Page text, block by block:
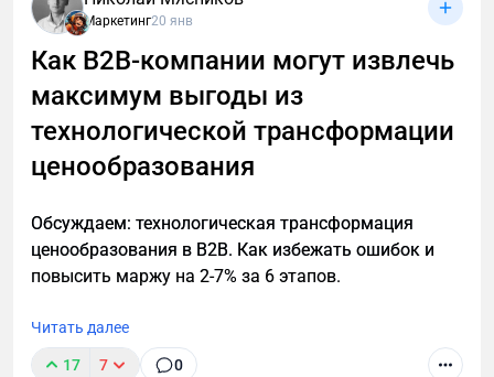
крупные мощности, советское наследие и сайт,
написанный еще на html-табличке. Обороты просто
гигантские! А маркетинга нет вообще… И это
грустно. Но!
Маркетинг20 янв
Как B2B-компании могут извлечь
максимум выгоды из
технологической трансформации
ценообразования
Обсуждаем: технологическая трансформация
ценообразования в B2B. Как избежать ошибок и
повысить маржу на 2-7% за 6 этапов.
Читать далее
17 7 0